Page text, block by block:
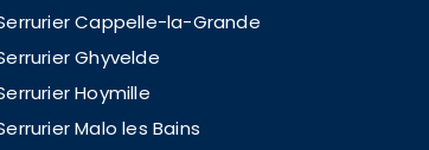
Cappelle-la-Grande
Ghyvelde
Hoymille
Malo les Bains